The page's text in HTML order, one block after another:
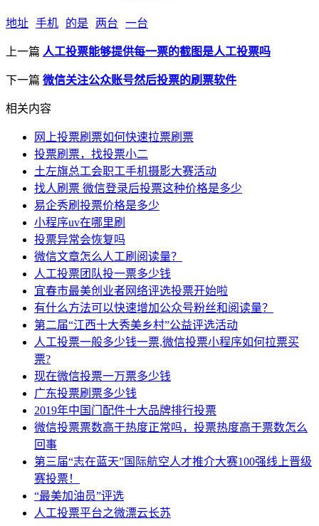
地址 手机 的是 两台 一台
上一篇 人工投票能够提供每一票的截图是人工投票吗
下一篇 微信关注公众账号然后投票的刷票软件
相关内容
网上投票刷票如何快速拉票刷票
投票刷票，找投票小二
土左旗总工会职工手机摄影大赛活动
找人刷票 微信登录后投票这种价格是多少
易企秀刷投票价格是多少
小程序uv在哪里刷
投票异常会恢复吗
微信文章怎么人工刷阅读量？
人工投票团队投一票多少钱
宜春市最美创业者网络评选投票开始啦
有什么方法可以快速增加公众号粉丝和阅读量？
第二届“江西十大秀美乡村”公益评选活动
人工投票一般多少钱一票,微信投票小程序如何拉票买
票?
现在微信投票一万票多少钱
广东投票刷票多少钱
2019年中国门配件十大品牌排行投票
微信投票票数高于热度正常吗，投票热度高于票数怎么
回事
第三届“志在蓝天”国际航空人才推介大赛100强线上晋级
赛投票！
“最美加油员”评选
人工投票平台之微漂云长苏